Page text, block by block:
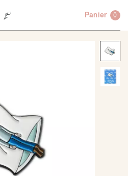
Panier 0